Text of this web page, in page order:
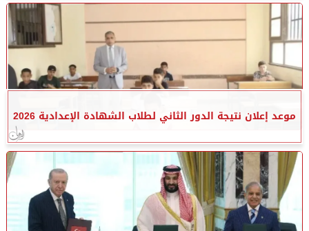
موعد إعلان نتيجة الدور الثاني لطلاب الشهادة الإعدادية 2026